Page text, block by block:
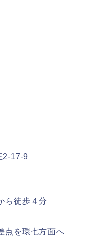
2-17-9
ら徒歩４分
点を環七方面へ